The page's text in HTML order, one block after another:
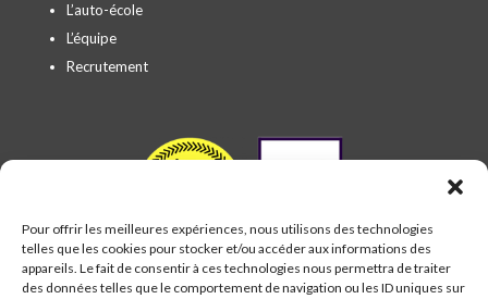
Pour offrir les meilleures expériences, nous utilisons des technologies
telles que les cookies pour stocker et/ou accéder aux informations des
appareils. Le fait de consentir à ces technologies nous permettra de traiter
des données telles que le comportement de navigation ou les ID uniques sur
L’auto-école
L’équipe
Recrutement